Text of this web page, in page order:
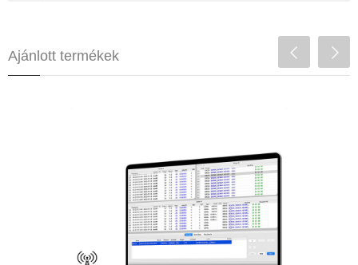
Ajánlott termékek
Z-Wave diagnosztika
Z-Wave parancsok
küldése
több Zniffer egyidejű
használata